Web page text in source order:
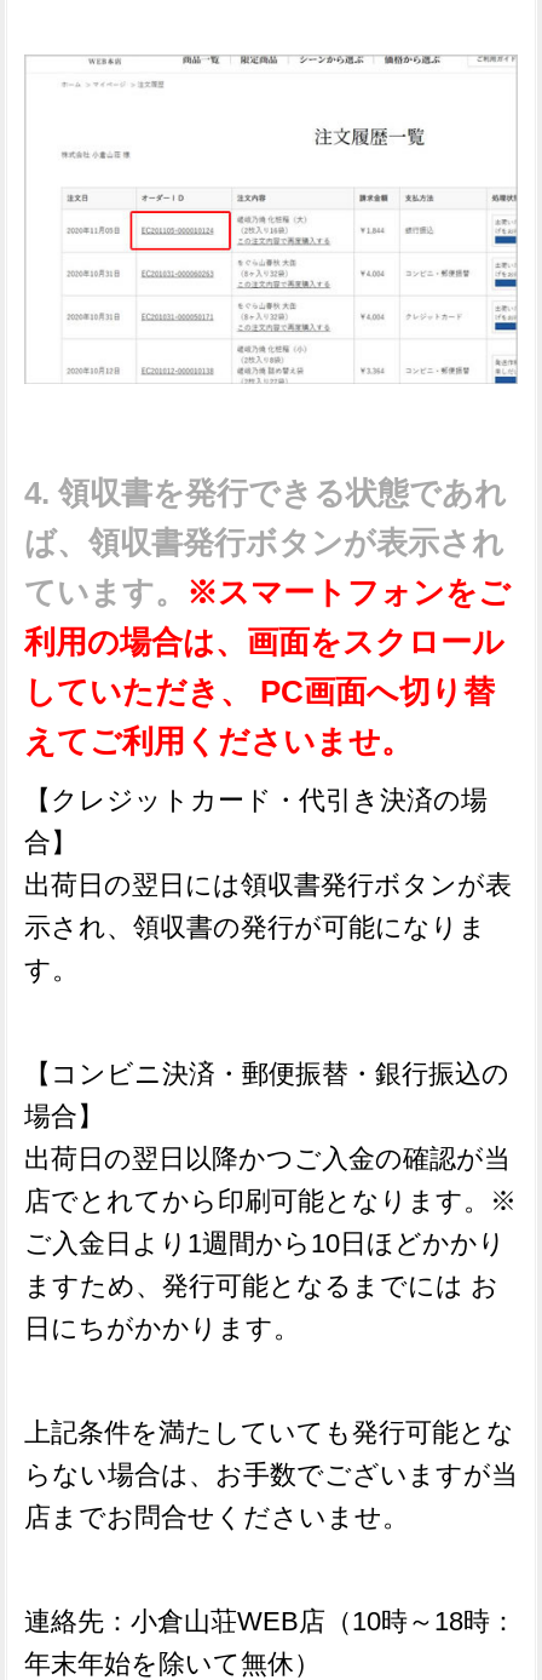
領収書を発行できる状態であれ
ば、領収書発行ボタンが表示され
ています。 ※スマートフォンをご
利用の場合は、画面をスクロール
していただき、 PC画面へ切り替
えてご利用くださいませ。
【クレジットカード・代引き決済の場
合】
出荷日の翌日には領収書発行ボタンが表
示され、領収書の発行が可能になりま
す。
【コンビニ決済・郵便振替・銀行振込の
場合】
出荷日の翌日以降かつご入金の確認が当
店でとれてから印刷可能となります。※
ご入金日より1週間から10日ほどかかり
ますため、発行可能となるまでには お
日にちがかかります。
上記条件を満たしていても発行可能とな
らない場合は、お手数でございますが当
店までお問合せくださいませ。
連絡先：小倉山荘WEB店（10時～18時：
年末年始を除いて無休）